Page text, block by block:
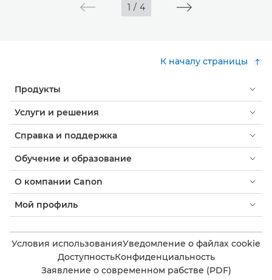
1 / 4
К началу страницы
Продукты
Услуги и решения
Справка и поддержка
Обучение и образование
О компании Canon
Мой профиль
Условия использованияУведомление о файлах cookie
ДоступностьКонфиденциальность
Заявление о современном рабстве (PDF)